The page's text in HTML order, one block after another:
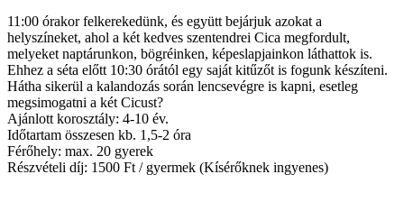
11:00 órakor felkerekedünk, és együtt bejárjuk azokat a
helyszíneket, ahol a két kedves szentendrei Cica megfordult,
melyeket naptárunkon, bögréinken, képeslapjainkon láthattok is.
Ehhez a séta előtt 10:30 órától egy saját kitűzőt is fogunk készíteni.
Hátha sikerül a kalandozás során lencsevégre is kapni, esetleg
megsimogatni a két Cicust?
Ajánlott korosztály: 4-10 év.
Időtartam összesen kb. 1,5-2 óra
Férőhely: max. 20 gyerek
Részvételi díj: 1500 Ft / gyermek (Kísérőknek ingyenes)